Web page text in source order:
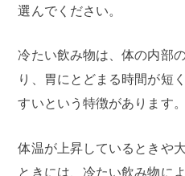
選んでください。
冷たい飲み物は、体の内部
り、胃にとどまる時間が短
すいという特徴があります。
体温が上昇しているときや
ときには、冷たい飲み物に